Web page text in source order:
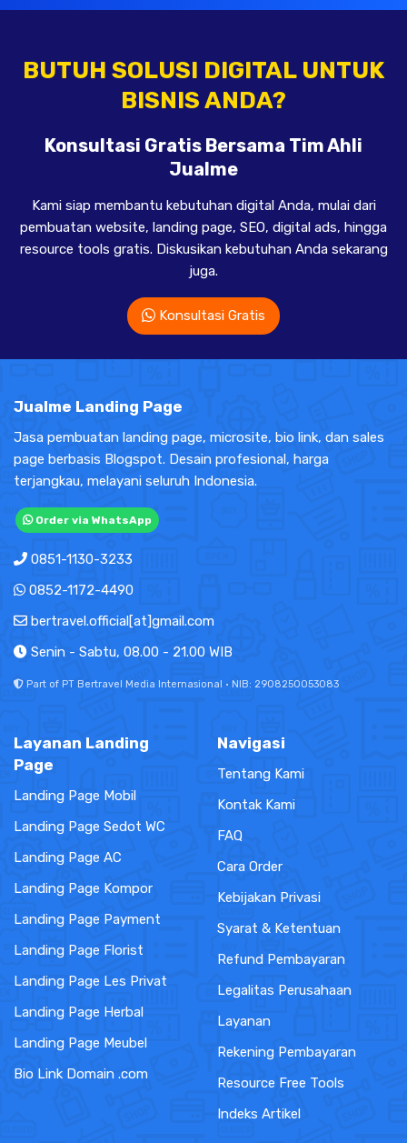
BUTUH SOLUSI DIGITAL UNTUK
BISNIS ANDA?
Konsultasi Gratis Bersama Tim Ahli
Jualme
Kami siap membantu kebutuhan digital Anda, mulai dari
pembuatan website, landing page, SEO, digital ads, hingga
resource tools gratis. Diskusikan kebutuhan Anda sekarang
juga.
Konsultasi Gratis
Jualme Landing Page
Jasa pembuatan landing page, microsite, bio link, dan sales
page berbasis Blogspot. Desain profesional, harga
terjangkau, melayani seluruh Indonesia.
Order via WhatsApp
0851-1130-3233
0852-1172-4490
bertravel.official[at]gmail.com
Senin - Sabtu, 08.00 - 21.00 WIB
Part of PT Bertravel Media Internasional · NIB: 2908250053083
Layanan Landing
Page
Landing Page Mobil
Landing Page Sedot WC
Landing Page AC
Landing Page Kompor
Landing Page Payment
Landing Page Florist
Landing Page Les Privat
Landing Page Herbal
Landing Page Meubel
Bio Link Domain .com
Navigasi
Tentang Kami
Kontak Kami
FAQ
Cara Order
Kebijakan Privasi
Syarat & Ketentuan
Refund Pembayaran
Legalitas Perusahaan
Layanan
Rekening Pembayaran
Resource Free Tools
Indeks Artikel